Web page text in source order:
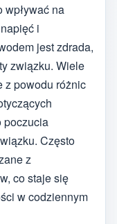
na
i
jest zdrada,
związku. Wiele
z powodu różnic
poczucia
Często
z
co staje się
w codziennym